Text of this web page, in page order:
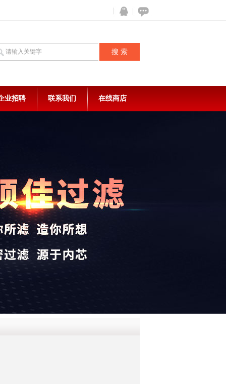
业招聘 联系我们 在线商店